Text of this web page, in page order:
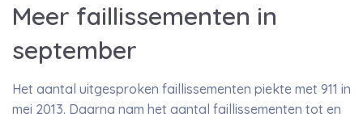
Meer faillissementen in
september
Het aantal uitgesproken faillissementen piekte met 911 in
mei 2013. Daarna nam het aantal faillissementen tot en